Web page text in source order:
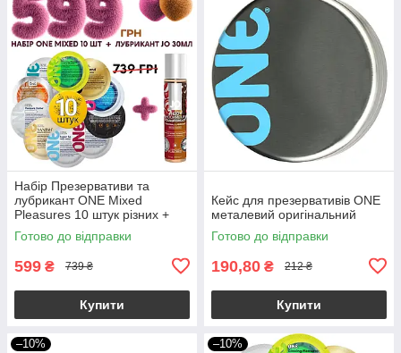
Набір Презервативи та
лубрикант ONE Mixed
Pleasures 10 штук різних +
змазка JO 30ml
Готово до відправки
599 ₴ 739 ₴
Купити
Кейс для презервативів ONE
металевий оригінальний
Готово до відправки
190,80 ₴ 212 ₴
Купити
–10% –10%